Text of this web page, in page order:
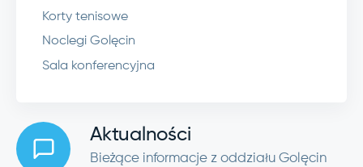
Korty tenisowe
Noclegi Golęcin
Sala konferencyjna
Aktualności
Bieżące informacje z oddziału Golęcin